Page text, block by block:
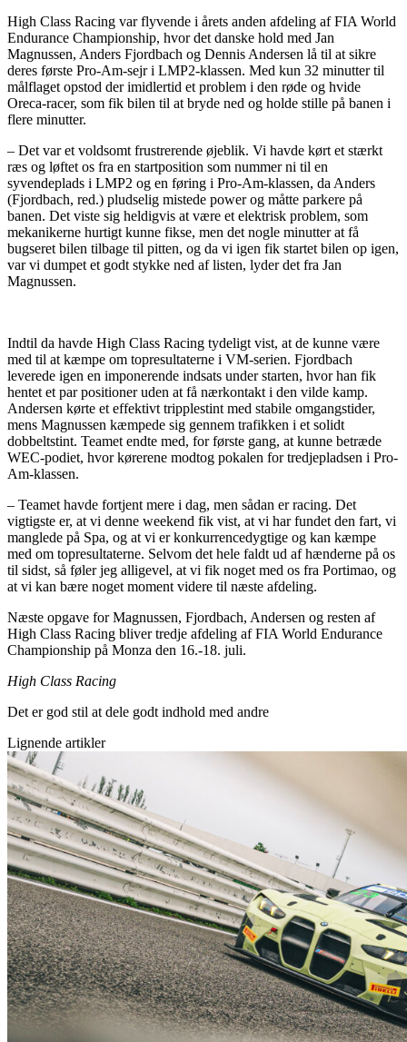
High Class Racing var flyvende i årets anden afdeling af FIA World
Endurance Championship, hvor det danske hold med Jan
Magnussen, Anders Fjordbach og Dennis Andersen lå til at sikre
deres første Pro-Am-sejr i LMP2-klassen. Med kun 32 minutter til
målflaget opstod der imidlertid et problem i den røde og hvide
Oreca-racer, som fik bilen til at bryde ned og holde stille på banen i
flere minutter.
– Det var et voldsomt frustrerende øjeblik. Vi havde kørt et stærkt
ræs og løftet os fra en startposition som nummer ni til en
syvendeplads i LMP2 og en føring i Pro-Am-klassen, da Anders
(Fjordbach, red.) pludselig mistede power og måtte parkere på
banen. Det viste sig heldigvis at være et elektrisk problem, som
mekanikerne hurtigt kunne fikse, men det nogle minutter at få
bugseret bilen tilbage til pitten, og da vi igen fik startet bilen op igen,
var vi dumpet et godt stykke ned af listen, lyder det fra Jan
Magnussen.
Indtil da havde High Class Racing tydeligt vist, at de kunne være
med til at kæmpe om topresultaterne i VM-serien. Fjordbach
leverede igen en imponerende indsats under starten, hvor han fik
hentet et par positioner uden at få nærkontakt i den vilde kamp.
Andersen kørte et effektivt tripplestint med stabile omgangstider,
mens Magnussen kæmpede sig gennem trafikken i et solidt
dobbeltstint. Teamet endte med, for første gang, at kunne betræde
WEC-podiet, hvor kørerene modtog pokalen for tredjepladsen i Pro-
Am-klassen.
– Teamet havde fortjent mere i dag, men sådan er racing. Det
vigtigste er, at vi denne weekend fik vist, at vi har fundet den fart, vi
manglede på Spa, og at vi er konkurrencedygtige og kan kæmpe
med om topresultaterne. Selvom det hele faldt ud af hænderne på os
til sidst, så føler jeg alligevel, at vi fik noget med os fra Portimao, og
at vi kan bære noget moment videre til næste afdeling.
Næste opgave for Magnussen, Fjordbach, Andersen og resten af
High Class Racing bliver tredje afdeling af FIA World Endurance
Championship på Monza den 16.-18. juli.
High Class Racing
Det er god stil at dele godt indhold med andre
Lignende artikler